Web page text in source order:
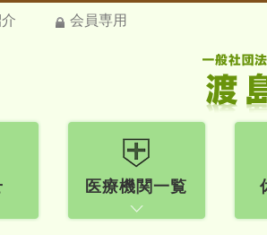
会員専用
医療機関一覧